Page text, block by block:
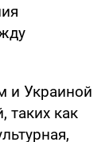
и Украиной
таких как